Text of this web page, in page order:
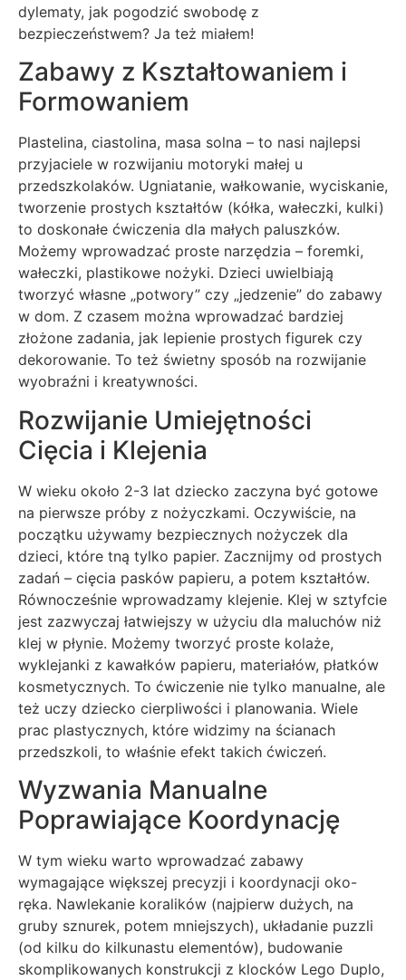
dylematy, jak pogodzić swobodę z
bezpieczeństwem? Ja też miałem!
Zabawy z Kształtowaniem i
Formowaniem
Plastelina, ciastolina, masa solna – to nasi najlepsi
przyjaciele w rozwijaniu motoryki małej u
przedszkolaków. Ugniatanie, wałkowanie, wyciskanie,
tworzenie prostych kształtów (kółka, wałeczki, kulki)
to doskonałe ćwiczenia dla małych paluszków.
Możemy wprowadzać proste narzędzia – foremki,
wałeczki, plastikowe nożyki. Dzieci uwielbiają
tworzyć własne „potwory” czy „jedzenie” do zabawy
w dom. Z czasem można wprowadzać bardziej
złożone zadania, jak lepienie prostych figurek czy
dekorowanie. To też świetny sposób na rozwijanie
wyobraźni i kreatywności.
Rozwijanie Umiejętności
Cięcia i Klejenia
W wieku około 2-3 lat dziecko zaczyna być gotowe
na pierwsze próby z nożyczkami. Oczywiście, na
początku używamy bezpiecznych nożyczek dla
dzieci, które tną tylko papier. Zacznijmy od prostych
zadań – cięcia pasków papieru, a potem kształtów.
Równocześnie wprowadzamy klejenie. Klej w sztyfcie
jest zazwyczaj łatwiejszy w użyciu dla maluchów niż
klej w płynie. Możemy tworzyć proste kolaże,
wyklejanki z kawałków papieru, materiałów, płatków
kosmetycznych. To ćwiczenie nie tylko manualne, ale
też uczy dziecko cierpliwości i planowania. Wiele
prac plastycznych, które widzimy na ścianach
przedszkoli, to właśnie efekt takich ćwiczeń.
Wyzwania Manualne
Poprawiające Koordynację
W tym wieku warto wprowadzać zabawy
wymagające większej precyzji i koordynacji oko-
ręka. Nawlekanie koralików (najpierw dużych, na
gruby sznurek, potem mniejszych), układanie puzzli
(od kilku do kilkunastu elementów), budowanie
skomplikowanych konstrukcji z klocków Lego Duplo,